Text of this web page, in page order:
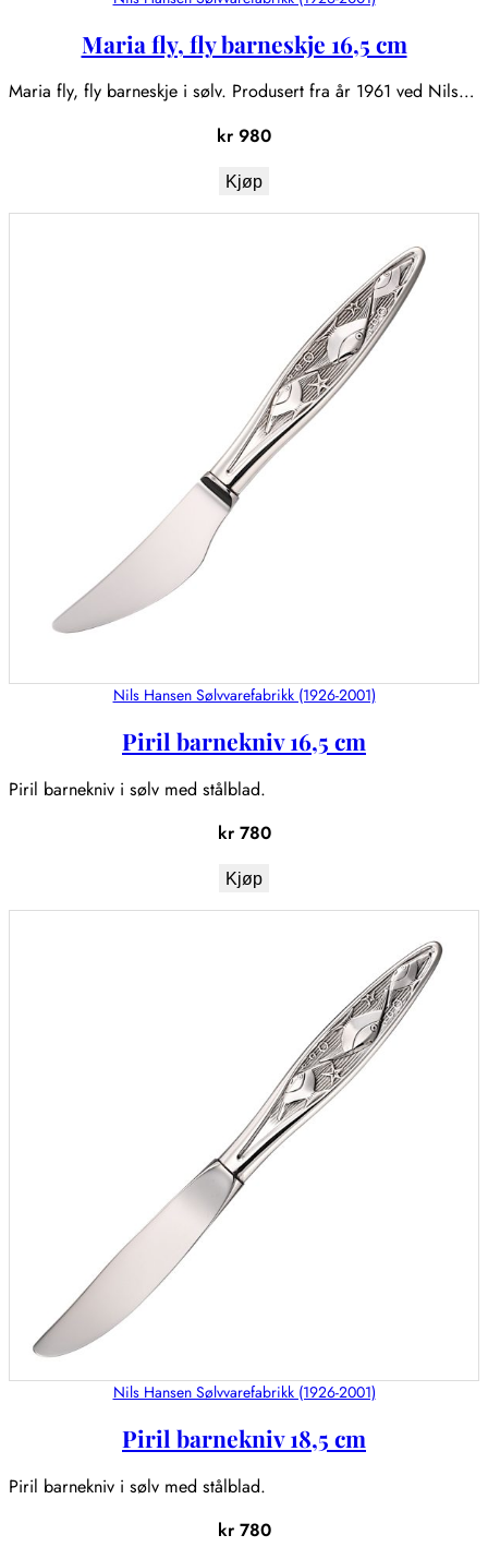
Maria fly, fly barneskje 16,5 cm
Maria fly, fly barneskje i sølv. Produsert fra år 1961 ved Nils…
kr 980
Kjøp
Nils Hansen Sølvvarefabrikk (1926-2001)
Piril barnekniv 16,5 cm
Piril barnekniv i sølv med stålblad.
kr780
Kjøp
Nils Hansen Sølvvarefabrikk (1926-2001)
Piril barnekniv 18,5 cm
Piril barnekniv i sølv med stålblad.
kr780